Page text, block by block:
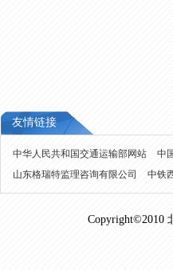
友情链接
中华人民共和国交通运输部网站 中
山东格瑞特监理咨询有限公司
中铁
Copyright©2010